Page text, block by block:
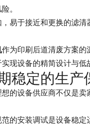
。
，易于接近和更换的滤
作为印刷后道清废方案的
现设备的精简设计与低
稳定的生
的设备供应商不仅是
范的安装调试是设备稳